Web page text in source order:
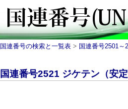
国連番号の検索と一覧表 > 国連番号2501～
国連番号2521 ジケテン（安